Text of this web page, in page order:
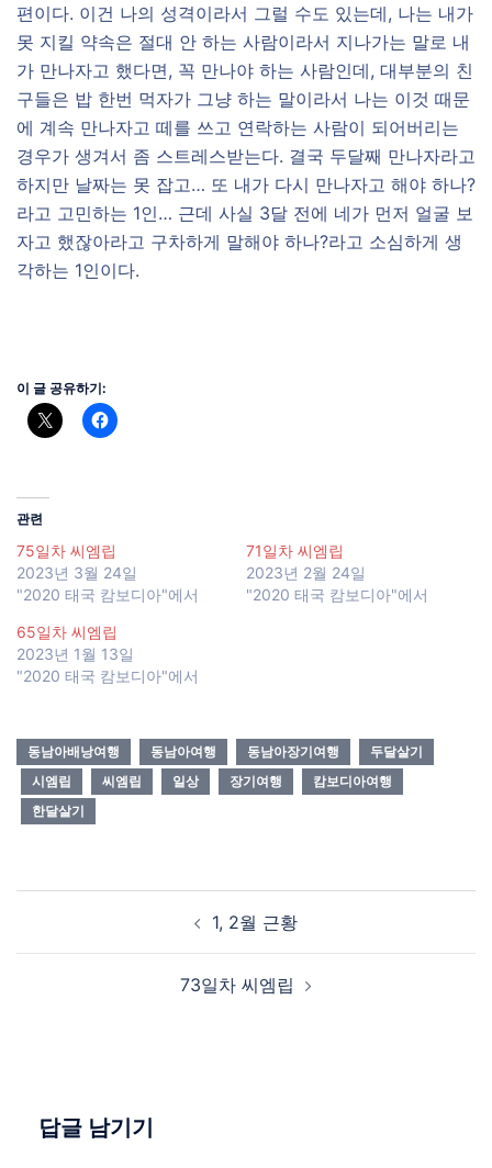
편이다. 이건 나의 성격이라서 그럴 수도 있는데, 나는 내가
못 지킬 약속은 절대 안 하는 사람이라서 지나가는 말로 내
가 만나자고 했다면, 꼭 만나야 하는 사람인데, 대부분의 친
구들은 밥 한번 먹자가 그냥 하는 말이라서 나는 이것 때문
에 계속 만나자고 떼를 쓰고 연락하는 사람이 되어버리는
경우가 생겨서 좀 스트레스받는다. 결국 두달째 만나자라고
하지만 날짜는 못 잡고… 또 내가 다시 만나자고 해야 하나?
라고 고민하는 1인… 근데 사실 3달 전에 네가 먼저 얼굴 보
자고 했잖아라고 구차하게 말해야 하나?라고 소심하게 생
각하는 1인이다.
이 글 공유하기:
관련
75일차 씨엠립
2023년 3월 24일
"2020 태국 캄보디아"에서
71일차 씨엠립
2023년 2월 24일
"2020 태국 캄보디아"에서
65일차 씨엠립
2023년 1월 13일
"2020 태국 캄보디아"에서
동남아배낭여행 동남아여행 동남아장기여행
두달살기
시엠립
씨엠립 일상 장기여행
캄보디아여행
한달살기
1, 2월 근황
73일차 씨엠립
답글 남기기